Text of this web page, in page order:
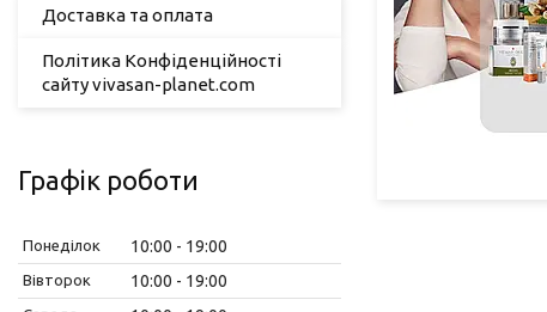
Доставка та оплата
Політика Конфіденційності
сайту vivasan-planet.com
Графік роботи
Понеділок 10:00 19:00
Вівторок 10:00 19:00